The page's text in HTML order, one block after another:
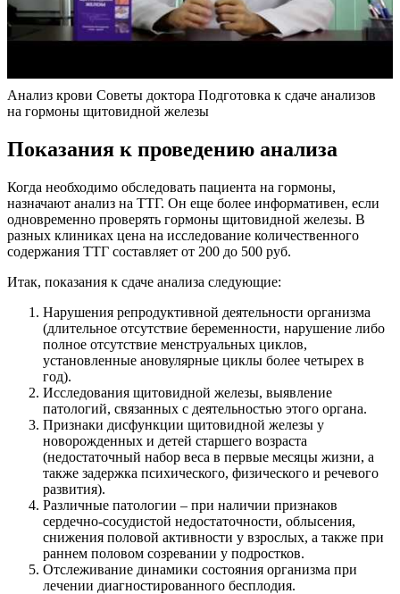
Анализ крови Советы доктора Подготовка к сдаче анализов
на гормоны щитовидной железы
Показания к проведению анализа
Когда необходимо обследовать пациента на гормоны,
назначают анализ на ТТГ. Он еще более информативен, если
одновременно проверять гормоны щитовидной железы. В
разных клиниках цена на исследование количественного
содержания ТТГ составляет от 200 до 500 руб.
Итак, показания к сдаче анализа следующие:
Нарушения репродуктивной деятельности организма
(длительное отсутствие беременности, нарушение либо
полное отсутствие менструальных циклов,
установленные ановулярные циклы более четырех в
год).
Исследования щитовидной железы, выявление
патологий, связанных с деятельностью этого органа.
Признаки дисфункции щитовидной железы у
новорожденных и детей старшего возраста
(недостаточный набор веса в первые месяцы жизни, а
также задержка психического, физического и речевого
развития).
Различные патологии – при наличии признаков
сердечно-сосудистой недостаточности, облысения,
снижения половой активности у взрослых, а также при
раннем половом созревании у подростков.
Отслеживание динамики состояния организма при
лечении диагностированного бесплодия.